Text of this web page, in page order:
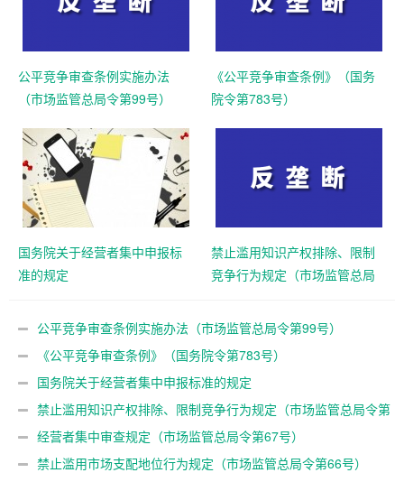
公平竞争审查条例实施办法
（市场监管总局令第99号）
《公平竞争审查条例》（国务
院令第783号）
国务院关于经营者集中申报标
准的规定
禁止滥用知识产权排除、限制
竞争行为规定（市场监管总局
公平竞争审查条例实施办法（市场监管总局令第99号）
《公平竞争审查条例》（国务院令第783号）
国务院关于经营者集中申报标准的规定
禁止滥用知识产权排除、限制竞争行为规定（市场监管总局令第
79号）经营者集中审查规定（市场监管总局令第67号）
禁止滥用市场支配地位行为规定（市场监管总局令第66号）